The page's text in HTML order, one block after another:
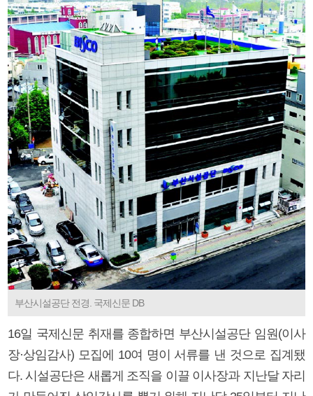
부산시설공단 전경. 국제신문 DB
16일 국제신문 취재를 종합하면 부산시설공단 임원(이사
장·상임감사) 모집에 10여 명이 서류를 낸 것으로 집계됐
다. 시설공단은 새롭게 조직을 이끌 이사장과 지난달 자리